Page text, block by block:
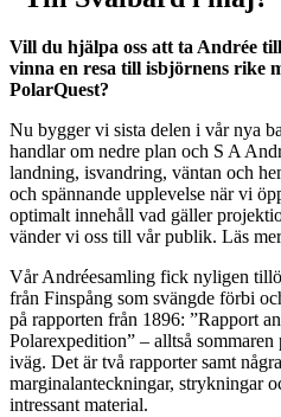
Vill du hjälpa oss att ta Andrée
vinna en resa till isbjörnens rike
PolarQuest?
Nu bygger vi sista delen i vår nya
handlar om nedre plan och S A
landning, isvandring, väntan och
och spännande upplevelse när vi
optimalt innehåll vad gäller
vänder vi oss till vår publik. Läs
Vår Andréesamling fick nyligen
från Finspång som svängde förbi
på rapporten från 1896: ”Rapport
Polarexpedition” – alltså
iväg. Det är två rapporter samt
marginalanteckningar, strykningar
intressant material.